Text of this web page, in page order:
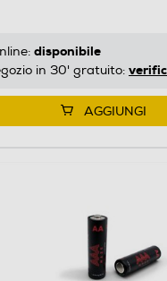
disponibile
in 30' gratuito:
AGGIUNGI